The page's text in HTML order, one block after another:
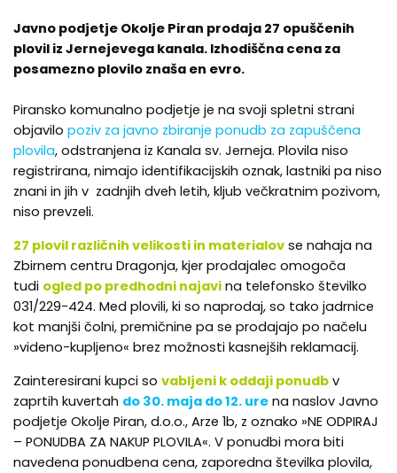
Javno podjetje Okolje Piran prodaja 27 opuščenih
plovil iz Jernejevega kanala. Izhodiščna cena za
posamezno plovilo znaša en evro.
Piransko komunalno podjetje je na svoji spletni strani
objavilo poziv za javno zbiranje ponudb za zapuščena
plovila, odstranjena iz Kanala sv. Jerneja. Plovila niso
registrirana, nimajo identifikacijskih oznak, lastniki pa niso
znani in jih v zadnjih dveh letih, kljub večkratnim pozivom,
niso prevzeli.
27 plovil različnih velikosti in materialov se nahaja na
Zbirnem centru Dragonja, kjer prodajalec omogoča
tudi ogled po predhodni najavi na telefonsko številko
031/229-424. Med plovili, ki so naprodaj, so tako jadrnice
kot manjši čolni, premičnine pa se prodajajo po načelu
»videno-kupljeno« brez možnosti kasnejših reklamacij.
Zainteresirani kupci so vabljeni k oddaji ponudb v
zaprtih kuvertah do 30. maja do 12. ure na naslov Javno
podjetje Okolje Piran, d.o.o., Arze 1b, z oznako »NE ODPIRAJ
– PONUDBA ZA NAKUP PLOVILA«. V ponudbi mora biti
navedena ponudbena cena, zaporedna številka plovila,